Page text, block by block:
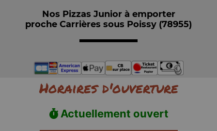
Nos Pizzas Junior à emporter
proche Carrières sous Poissy (78955)
Horaires d'ouverture
Actuellement ouvert